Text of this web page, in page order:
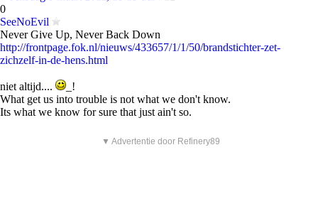
0
SeeNoEvil
Never Give Up, Never Back Down
http://frontpage.fok.nl/nieuws/433657/1/1/50/brandstichter-zet-
zichzelf-in-de-hens.html
niet altijd....
_!
What get us into trouble is not what we don't know.
Its what we know for sure that just ain't so.
▼ Advertentie door Refinery89